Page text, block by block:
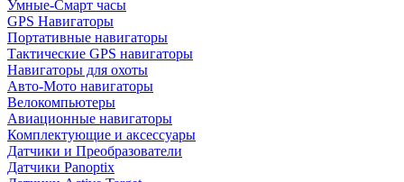
Умные-Смарт часы
GPS Навигаторы
Портативные навигаторы
Тактические GPS навигаторы
Навигаторы для охоты
Авто-Мото навигаторы
Велокомпьютеры
Авиационные навигаторы
Комплектующие и аксессуары
Датчики и Преобразователи
Датчики Panoptix